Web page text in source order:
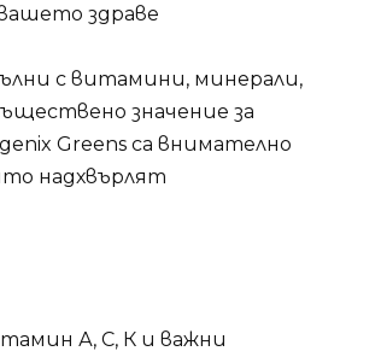
здраве
с витамини, минерали,
значение за
Greens са внимателно
надхвърлят
А, С, К и важни